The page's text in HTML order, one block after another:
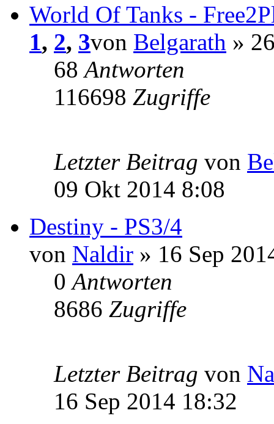
World Of Tanks -
1, 2, 3von Belgarath »
68Antworten
116698 Zugriffe
Letzter Beitrag von
09 Okt 2014 8:08
Destiny - PS3/4
von Naldir » 16 Sep
0Antworten
8686 Zugriffe
Letzter Beitrag von
16 Sep 2014 18:32